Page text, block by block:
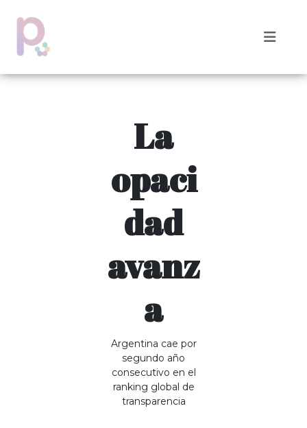
La
opaci
dad
avanz
a
Argentina cae por
segundo año
consecutivo en el
ranking global de
transparencia